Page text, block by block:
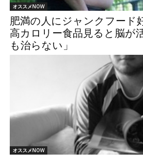
オススメNOW
肥満の人にジャンクフード
高カロリー食品見ると脳が
も治らない」
オススメNOW